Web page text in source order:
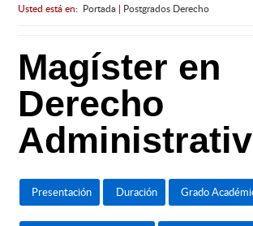
Usted está en: Portada| Postgrados Derecho
Magíster en
Derecho
Presentación Duración Grado